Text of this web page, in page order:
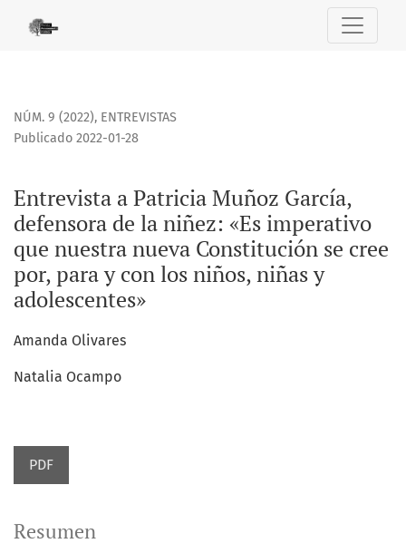
Entrevista a Patricia Muñoz García, defensora de la niñez
NÚM. 9 (2022), ENTREVISTAS
Entrevista a Patricia Muñoz García,
defensora de la niñez: «Es imperativo
que nuestra nueva Constitución se cree
por, para y con los niños, niñas y
adolescentes»
Publicado 2022-01-28
Amanda Olivares
Natalia Ocampo
PDF
Resumen